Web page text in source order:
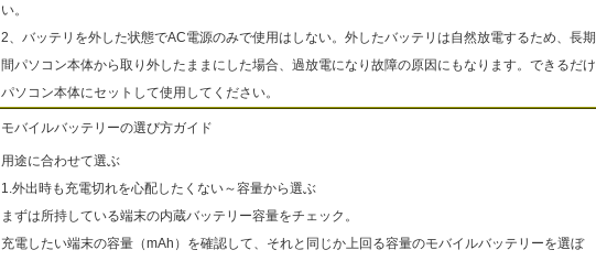
い。
2、バッテリを外した状態でAC電源のみで使用はしない。外したバッテリは自然放電するため、長期
間パソコン本体から取り外したままにした場合、過放電になり故障の原因にもなります。できるだけ
パソコン本体にセットして使用してください。
モバイルバッテリーの選び方ガイド
用途に合わせて選ぶ
1.外出時も充電切れを心配したくない～容量から選ぶ
まずは所持している端末の内蔵バッテリー容量をチェック。
充電したい端末の容量（mAh）を確認して、それと同じか上回る容量のモバイルバッテリーを選ぼ